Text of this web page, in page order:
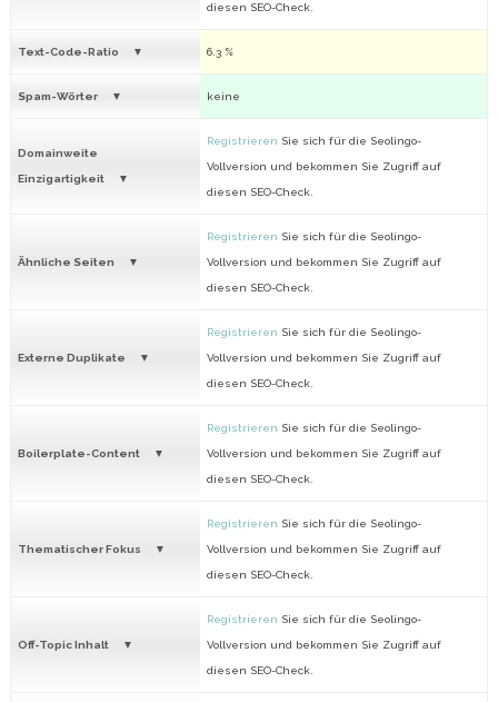
diesen SEO-Check.
Text-Code-Ratio 6.3 %
Spam-Wörter keine
Domainweite
Einzigartigkeit
Registrieren Sie sich für die Seolingo-
Vollversion und bekommen Sie Zugriff auf
diesen SEO-Check.
Ähnliche Seiten
Registrieren Sie sich für die Seolingo-
Vollversion und bekommen Sie Zugriff auf
diesen SEO-Check.
Externe Duplikate
Registrieren Sie sich für die Seolingo-
Vollversion und bekommen Sie Zugriff auf
diesen SEO-Check.
Boilerplate-Content
Registrieren Sie sich für die Seolingo-
Vollversion und bekommen Sie Zugriff auf
diesen SEO-Check.
Thematischer Fokus
Registrieren Sie sich für die Seolingo-
Vollversion und bekommen Sie Zugriff auf
diesen SEO-Check.
Off-Topic Inhalt
Registrieren Sie sich für die Seolingo-
Vollversion und bekommen Sie Zugriff auf
diesen SEO-Check.